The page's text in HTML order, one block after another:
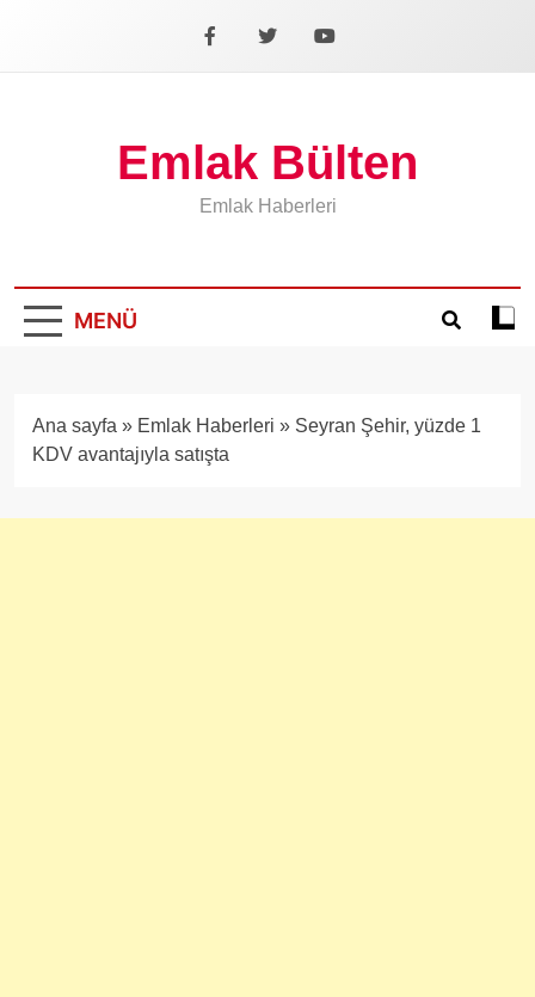
Facebook
X YouTube
Emlak Bülten
Emlak Haberleri
MENÜ
Koyu
Ana sayfa » Emlak Haberleri » Seyran Şehir, yüzde 1
KDV avantajıyla satışta